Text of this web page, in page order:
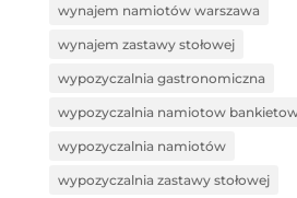
wynajem namiotów warszawa
wynajem zastawy stołowej
wypozyczalnia gastronomiczna
wypozyczalnia namiotow
wypozyczalnia namiotów
wypozyczalnia zastawy stołowej